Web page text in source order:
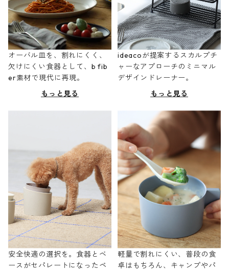
オーバル皿を、割れにくく、
欠けにくい食器として、b fib
er素材で現代に再現。
もっと見る
ideacoが提案するスカルプチ
ャーなアプローチのミニマル
デザインドレーナー。
もっと見る
安全快適の選択を。食器とベ
ースがセパレートになったペ
軽量で割れにくい、普段の食
卓はもちろん、キャンプやパ